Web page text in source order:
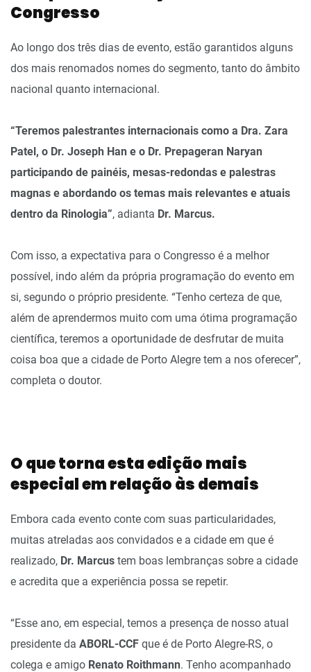
Congresso
Ao longo dos três dias de evento, estão garantidos alguns
dos mais renomados nomes do segmento, tanto do âmbito
nacional quanto internacional.
“Teremos palestrantes internacionais como a Dra. Zara
Patel, o Dr. Joseph Han e o Dr. Prepageran Naryan
participando de painéis, mesas-redondas e palestras
magnas e abordando os temas mais relevantes e atuais
dentro da Rinologia”, adianta Dr. Marcus.
Com isso, a expectativa para o Congresso é a melhor
possível, indo além da própria programação do evento em
si, segundo o próprio presidente. “Tenho certeza de que,
além de aprendermos muito com uma ótima programação
científica, teremos a oportunidade de desfrutar de muita
coisa boa que a cidade de Porto Alegre tem a nos oferecer”,
completa o doutor.
O que torna esta edição mais
especialem relação às demais
Embora cada evento conte com suas particularidades,
muitas atreladas aos convidados e a cidade em que é
realizado, Dr. Marcus tem boas lembranças sobre a cidade
e acredita que a experiência possa se repetir.
“Esse ano, em especial, temos a presença de nosso atual
presidente da ABORL-CCF que é de Porto Alegre-RS, o
colega e amigo Renato Roithmann. Tenho acompanhado